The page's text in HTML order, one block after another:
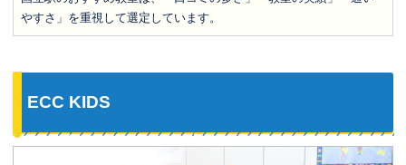
やすさ」を重視して選定しています。
ECC KIDS